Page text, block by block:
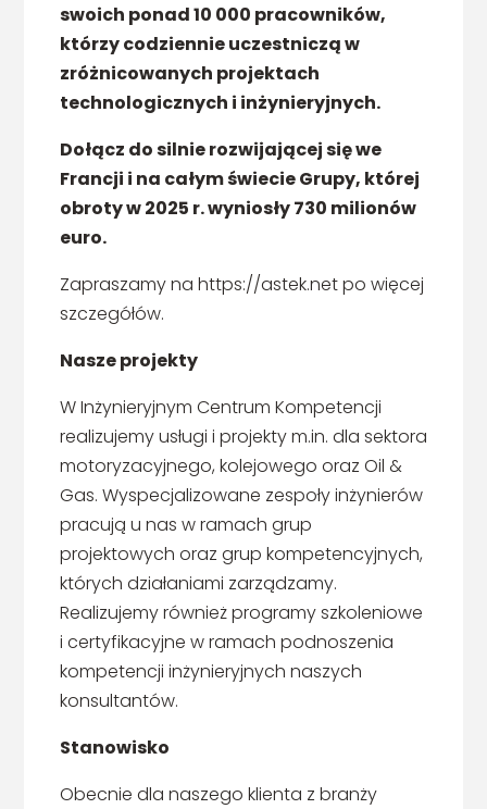
swoich ponad 10 000 pracowników,
którzy codziennie uczestniczą w
zróżnicowanych projektach
technologicznych i inżynieryjnych.
Dołącz do silnie rozwijającej się we
Francji i na całym świecie Grupy, której
obroty w 2025 r. wyniosły 730 milionów
euro.
Zapraszamy na https://astek.net po więcej
szczegółów.
Nasze projekty
W Inżynieryjnym Centrum Kompetencji
realizujemy usługi i projekty m.in. dla sektora
motoryzacyjnego, kolejowego oraz Oil &
Gas. Wyspecjalizowane zespoły inżynierów
pracują u nas w ramach grup
projektowych oraz grup kompetencyjnych,
których działaniami zarządzamy.
Realizujemy również programy szkoleniowe
i certyfikacyjne w ramach podnoszenia
kompetencji inżynieryjnych naszych
konsultantów.
Stanowisko
Obecnie dla naszego klienta z branży